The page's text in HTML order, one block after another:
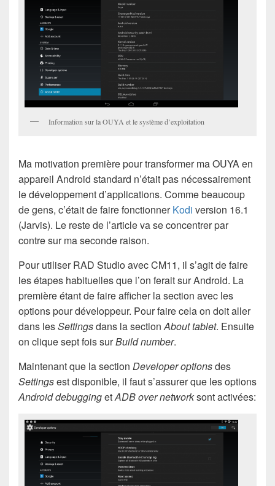
Information sur la OUYA et le système d’exploitation
Ma motivation première pour transformer ma OUYA en
appareil Android standard n’était pas nécessairement
le développement d’applications. Comme beaucoup
de gens, c’était de faire fonctionnerKodi version 16.1
(Jarvis). Le reste de l’article va se concentrer par
contre sur ma seconde raison.
Pour utiliser RAD Studio avec CM11, il s’agit de faire
les étapes habituelles que l’on ferait sur Android. La
première étant de faire afficher la section avec les
options pour développeur. Pour faire cela on doit aller
dans lesSettingsdans la sectionAbout tablet. Ensuite
on clique sept fois surBuild number.
Maintenant que la section Developer optionsdes
Settingsest disponible, il faut s’assurer que les options
Android debuggingetADB over networksont activées: